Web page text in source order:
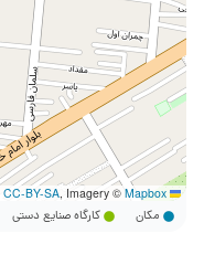
Leaflet
CC-BY-SA, Imagery © Mapbox
مکان کارگاه صنایع دستی